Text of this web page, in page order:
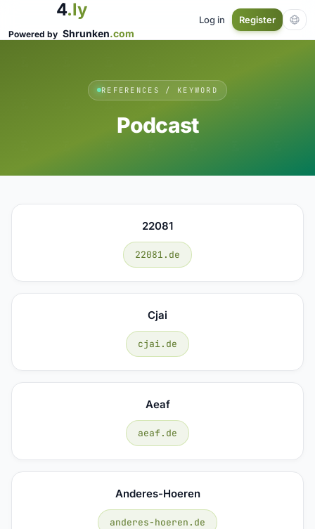
4.ly
Powered by Shrunken.com
Log in Register
REFERENCES / KEYWORD
Podcast
22081
22081.de
Cjai
cjai.de
Aeaf
aeaf.de
Anderes-Hoeren
anderes-hoeren.de